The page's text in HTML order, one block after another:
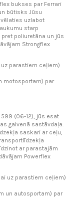
bukses par Ferrari
būtisks Jūsu
uzlabot
starp
poliuretāna un jūs
Strongflex
parastiem ceļiem)
motosportam) par
(06-12), jūs esat
galvenā sastāvdaļa.
saskari ar ceļu,
ar parastajām
Powerflex
uz parastiem ceļiem)
un autosportam) par